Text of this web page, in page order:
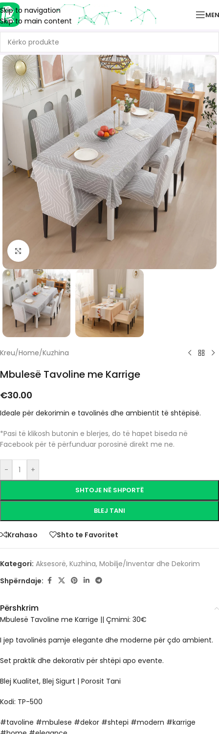
Skip to navigation
Skip to main content
Click to enlarge
Kreu/Home/Kuzhina
Mbulesë Tavoline me Karrige
€30.00
Ideale për dekorimin e tavolinës dhe ambientit të shtëpisë.
*Pasi të klikosh butonin e blerjes, do të hapet biseda në
Facebook për të përfunduar porosinë direkt me ne.
- +
SHTOJE NË SHPORTË
BLEJ TANI
Krahaso Shto te Favoritet
Kategori: Aksesorë, Kuzhina, Mobilje/Inventar dhe Dekorim
Shpërndaje:
Përshkrim
Mbulesë Tavoline me Karrige || Çmimi: 30€
I jep tavolinës pamje elegante dhe moderne për çdo ambient.
Set praktik dhe dekorativ për shtëpi apo evente.
Blej Kualitet, Blej Sigurt | Porosit Tani
Kodi: TP-500
#tavoline #mbulese #dekor #shtepi #modern #karrige